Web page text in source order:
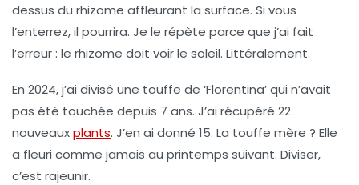
dessus du rhizome affleurant la surface. Si vous
l’enterrez, il pourrira. Je le répète parce que j’ai fait
l’erreur : le rhizome doit voir le soleil. Littéralement.
En 2024, j’ai divisé une touffe de ‘Florentina’ qui n’avait
pas été touchée depuis 7 ans. J’ai récupéré 22
nouveauxplants. J’en ai donné 15. La touffe mère ? Elle
a fleuri comme jamais au printemps suivant. Diviser,
c’est rajeunir.